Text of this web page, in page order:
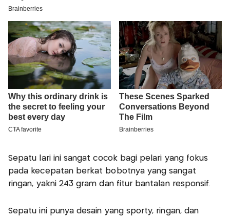
Sepatu lari ini sangat cocok bagi pelari yang fokus
pada kecepatan berkat bobotnya yang sangat
ringan, yakni 243 gram dan fitur bantalan responsif.
Sepatu ini punya desain yang sporty, ringan, dan